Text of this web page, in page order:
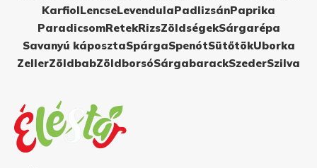
KarfiolLencseLevendulaPadlizsánPaprika
ParadicsomRetekRizsZöldségekSárgarépa
Savanyú káposztaSpárgaSpenótSütőtökUborka
ZellerZöldbabZöldborsóSárgabarackSzederSzilva